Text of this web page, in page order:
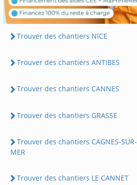
Trouver des chantiers NICE
Trouver des chantiers ANTIBES
Trouver des chantiers CANNES
Trouver des chantiers GRASSE
Trouver des chantiers CAGNES-SUR-
MER
Trouver des chantiers LE CANNET